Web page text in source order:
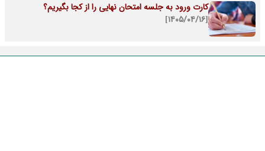
کارت ورود به جلسه امتحان نهایی را از کجا بگیریم؟
[۱۴۰۵/۰۴/۱۶]